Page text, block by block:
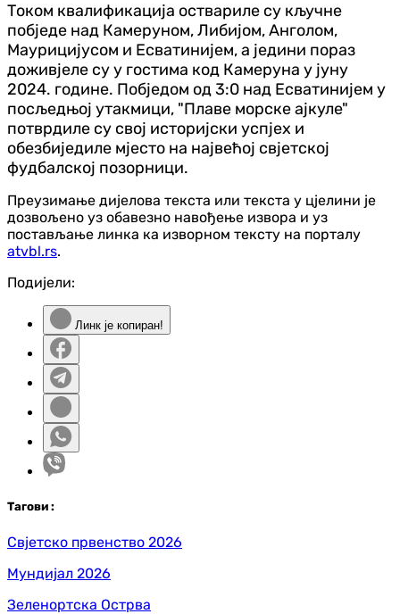
Током квалификација оствариле су кључне
побједе над Камеруном, Либијом, Анголом,
Маурицијусом и Есватинијем, а једини пораз
доживјеле су у гостима код Камеруна у јуну
2024. године. Побједом од 3:0 над Есватинијем у
посљедњој утакмици, "Плаве морске ајкуле"
потврдиле су свој историјски успјех и
обезбиједиле мјесто на највећој свјетској
фудбалској позорници.
Преузимање дијелова текста или текста у цјелини је
дозвољено уз обавезно навођење извора и уз
постављање линка ка изворном тексту на порталу
atvbl.rs.
Подијели:
Линк је копиран!
Тагови :
Свјетско првенство 2026
Мундијал 2026
Зеленортска Острва